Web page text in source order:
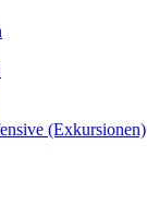
(Exkursionen)